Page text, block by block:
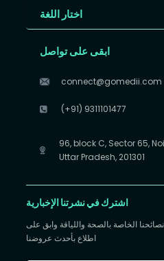
اختار اللغة
ابقى على تواصل
connect@gomedii.com
(+91) 9311101477
96, block C, Sector 65,
Uttar Pradesh, 201301
اشترك في نشرتنا الإخبارية
الخاصة بالصحة واللياقة وابق على
اطلاع بأحدث عروضنا